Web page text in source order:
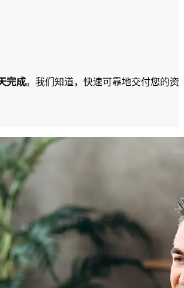
完成。我们知道，快速可靠地交付您的资